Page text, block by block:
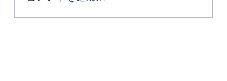
令和８年用御札の販売に